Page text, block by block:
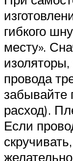
гибкого
месту».
изоляторы,
провода
забывайте
расход).
Если